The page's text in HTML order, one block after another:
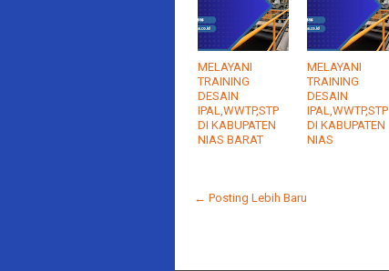
MELAYANI
TRAINING
DESAIN
IPAL,WWTP,STP
DI KABUPATEN
NIAS BARAT
MELAYANI
TRAINING
DESAIN
IPAL,WWTP,STP
DI KABUPATEN
NIAS
← Posting Lebih Baru